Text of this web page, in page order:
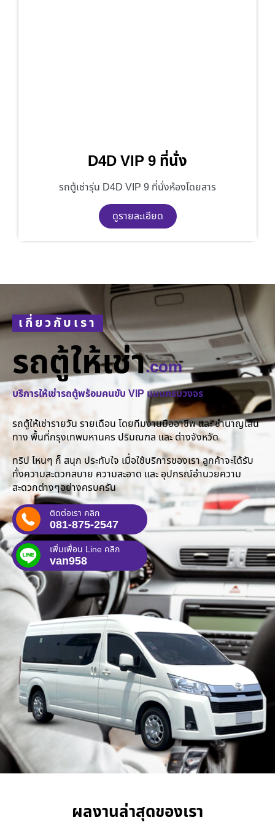
D4D VIP 9 ที่นั่ง
รถตู้เช่ารุ่น D4D VIP 9 ที่นั่งห้องโดยสาร
ดูรายละเอียด
เกี่ยวกับเรา
รถตู้ให้เช่า.com
บริการให้เช่ารถตู้พร้อมคนขับ VIP แบบครบวงจร
รถตู้ให้เช่ารายวัน รายเดือน โดยทีมงานมืออาชีพ และ ชำนาญเส้น
ทาง พื้นที่กรุงเทพมหานคร ปริมณฑล และ ต่างจังหวัด
ทริป ไหนๆ ก็ สนุก ประทับใจ เมื่อใช้บริการของเรา ลูกค้าจะได้รับ
ทั้งความสะดวกสบาย ความสะอาด และ อุปกรณ์อำนวยความ
สะดวกต่างๆอย่างครบครัน
ติดต่อเรา คลิก
081-875-2547
เพิ่มเพื่อน Line คลิก
van958
ผลงานล่าสุดของเรา